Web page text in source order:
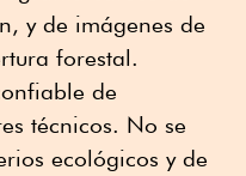
y de imágenes de
forestal.
de
técnicos. No se
ecológicos y de